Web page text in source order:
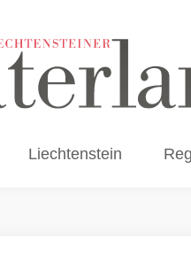
Liechtenstein